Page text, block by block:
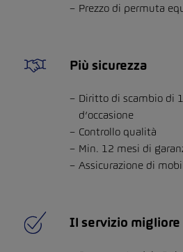
Prezzo di permuta
Più sicurezza
Diritto di scambio di
d’occasione
Controllo qualità
Min. 12 mesi di
Assicurazione di
Il servizio migliore